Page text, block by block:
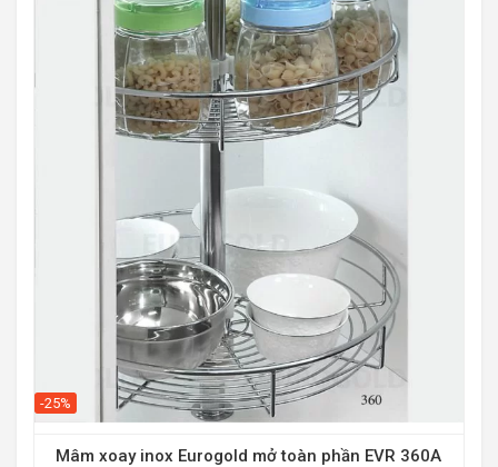
-25%
Mâm xoay inox Eurogold mở toàn phần EVR 360A